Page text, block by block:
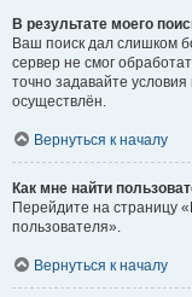
В результате моего
Ваш поиск дал слишком
сервер не смог
точно задавайте
осуществлён.
Вернуться к началу
Как мне найти
Перейдите на страницу
пользователя».
Вернуться к началу